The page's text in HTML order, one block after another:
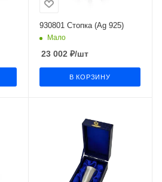
930801 Стопка (Ag 925)
Мало
23 002 ₽/шт
В КОРЗИНУ